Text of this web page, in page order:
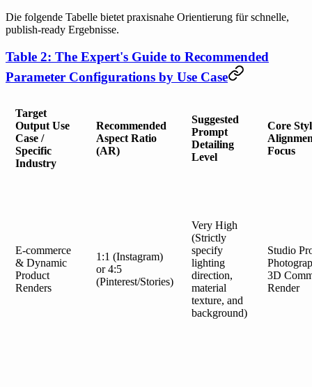
Die folgende Tabelle bietet praxisnahe Orientierung für schnelle,
publish-ready Ergebnisse.
Table 2: The Expert's Guide to Recommended
Parameter Configurations by Use Case
Target
Output Use
Case /
Specific
Industry
Recommended
Aspect Ratio
(AR)
Suggested
Prompt
Detailing
Level
Core
Focus
E-commerce
& Dynamic
Product
Renders
1:1 (Instagram)
or 4:5
(Pinterest/Stories)
Very High
(Strictly
specify
lighting
direction,
material
texture, and
background)
Studio
3D
Render